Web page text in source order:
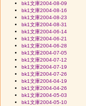
bk1文庫2004-08-09
bk1文庫2004-08-16
bk1文庫2004-08-23
bk1文庫2004-08-31
bk1文庫2004-06-14
bk1文庫2004-06-21
bk1文庫2004-06-28
bk1文庫2004-07-05
bk1文庫2004-07-12
bk1文庫2004-07-19
bk1文庫2004-07-26
bk1文庫2004-04-19
bk1文庫2004-04-26
bk1文庫2004-05-03
bk1文庫2004-05-10